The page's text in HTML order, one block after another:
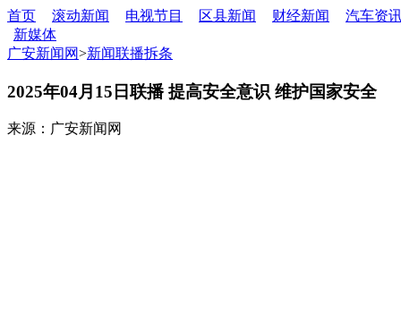
首页 滚动新闻 电视节目 区县新闻 财经新闻
汽车资
新媒体
广安新闻网>新闻联播拆条
2025年04月15日联播 提高安全意识 维护国家安全
来源：广安新闻网